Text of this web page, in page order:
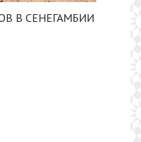
В СЕНЕГАМБИИ